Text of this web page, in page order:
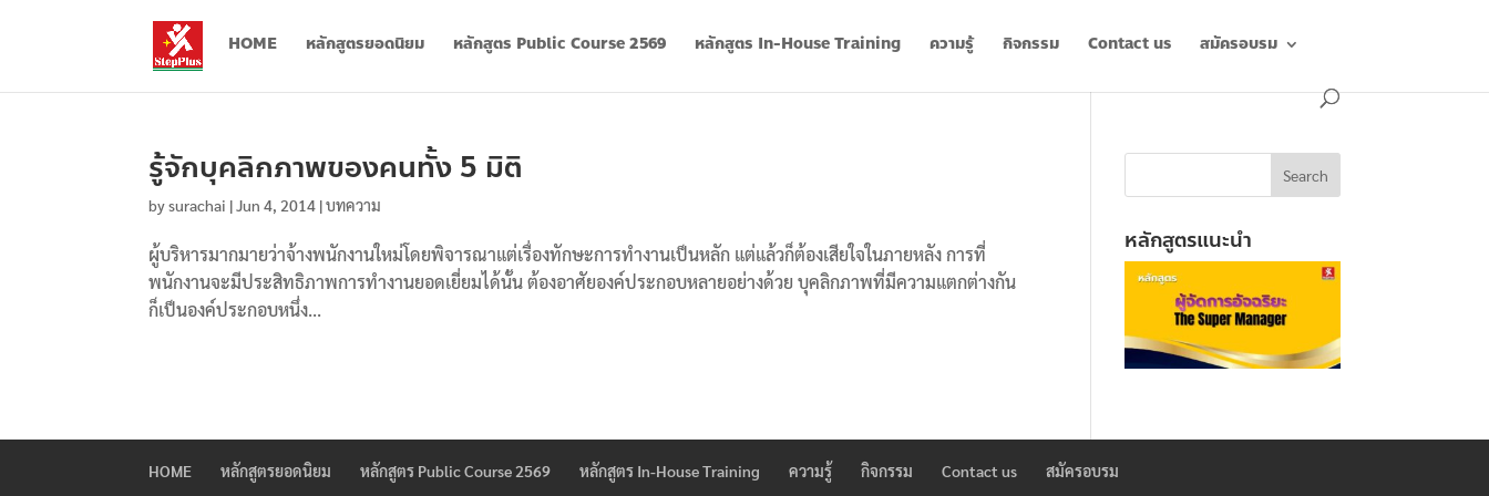
HOME หลักสูตรยอดนิยม หลักสูตร Public Course 2569 หลักสูตร In-House Training ความรู้ กิจกรรม Contact us สมัครอบรม
รู้จักบุคลิกภาพของคนทั้ง 5 มิติ
bysurachai |Jun 4, 2014 |บทความ
ผู้บริหารมากมายว่าจ้างพนักงานใหม่โดยพิจารณาแต่เรื่องทักษะการทำงานเป็นหลัก แต่แล้วก็ต้องเสียใจในภายหลัง การที่
พนักงานจะมีประสิทธิภาพการทำงานยอดเยี่ยมได้นั้น ต้องอาศัยองค์ประกอบหลายอย่างด้วย บุคลิกภาพที่มีความแตกต่างกัน
ก็เป็นองค์ประกอบหนึ่ง...
หลักสูตรแนะนำ
HOME หลักสูตรยอดนิยม หลักสูตร Public Course 2569 หลักสูตร In-House Training ความรู้ กิจกรรม Contact us สมัครอบรม